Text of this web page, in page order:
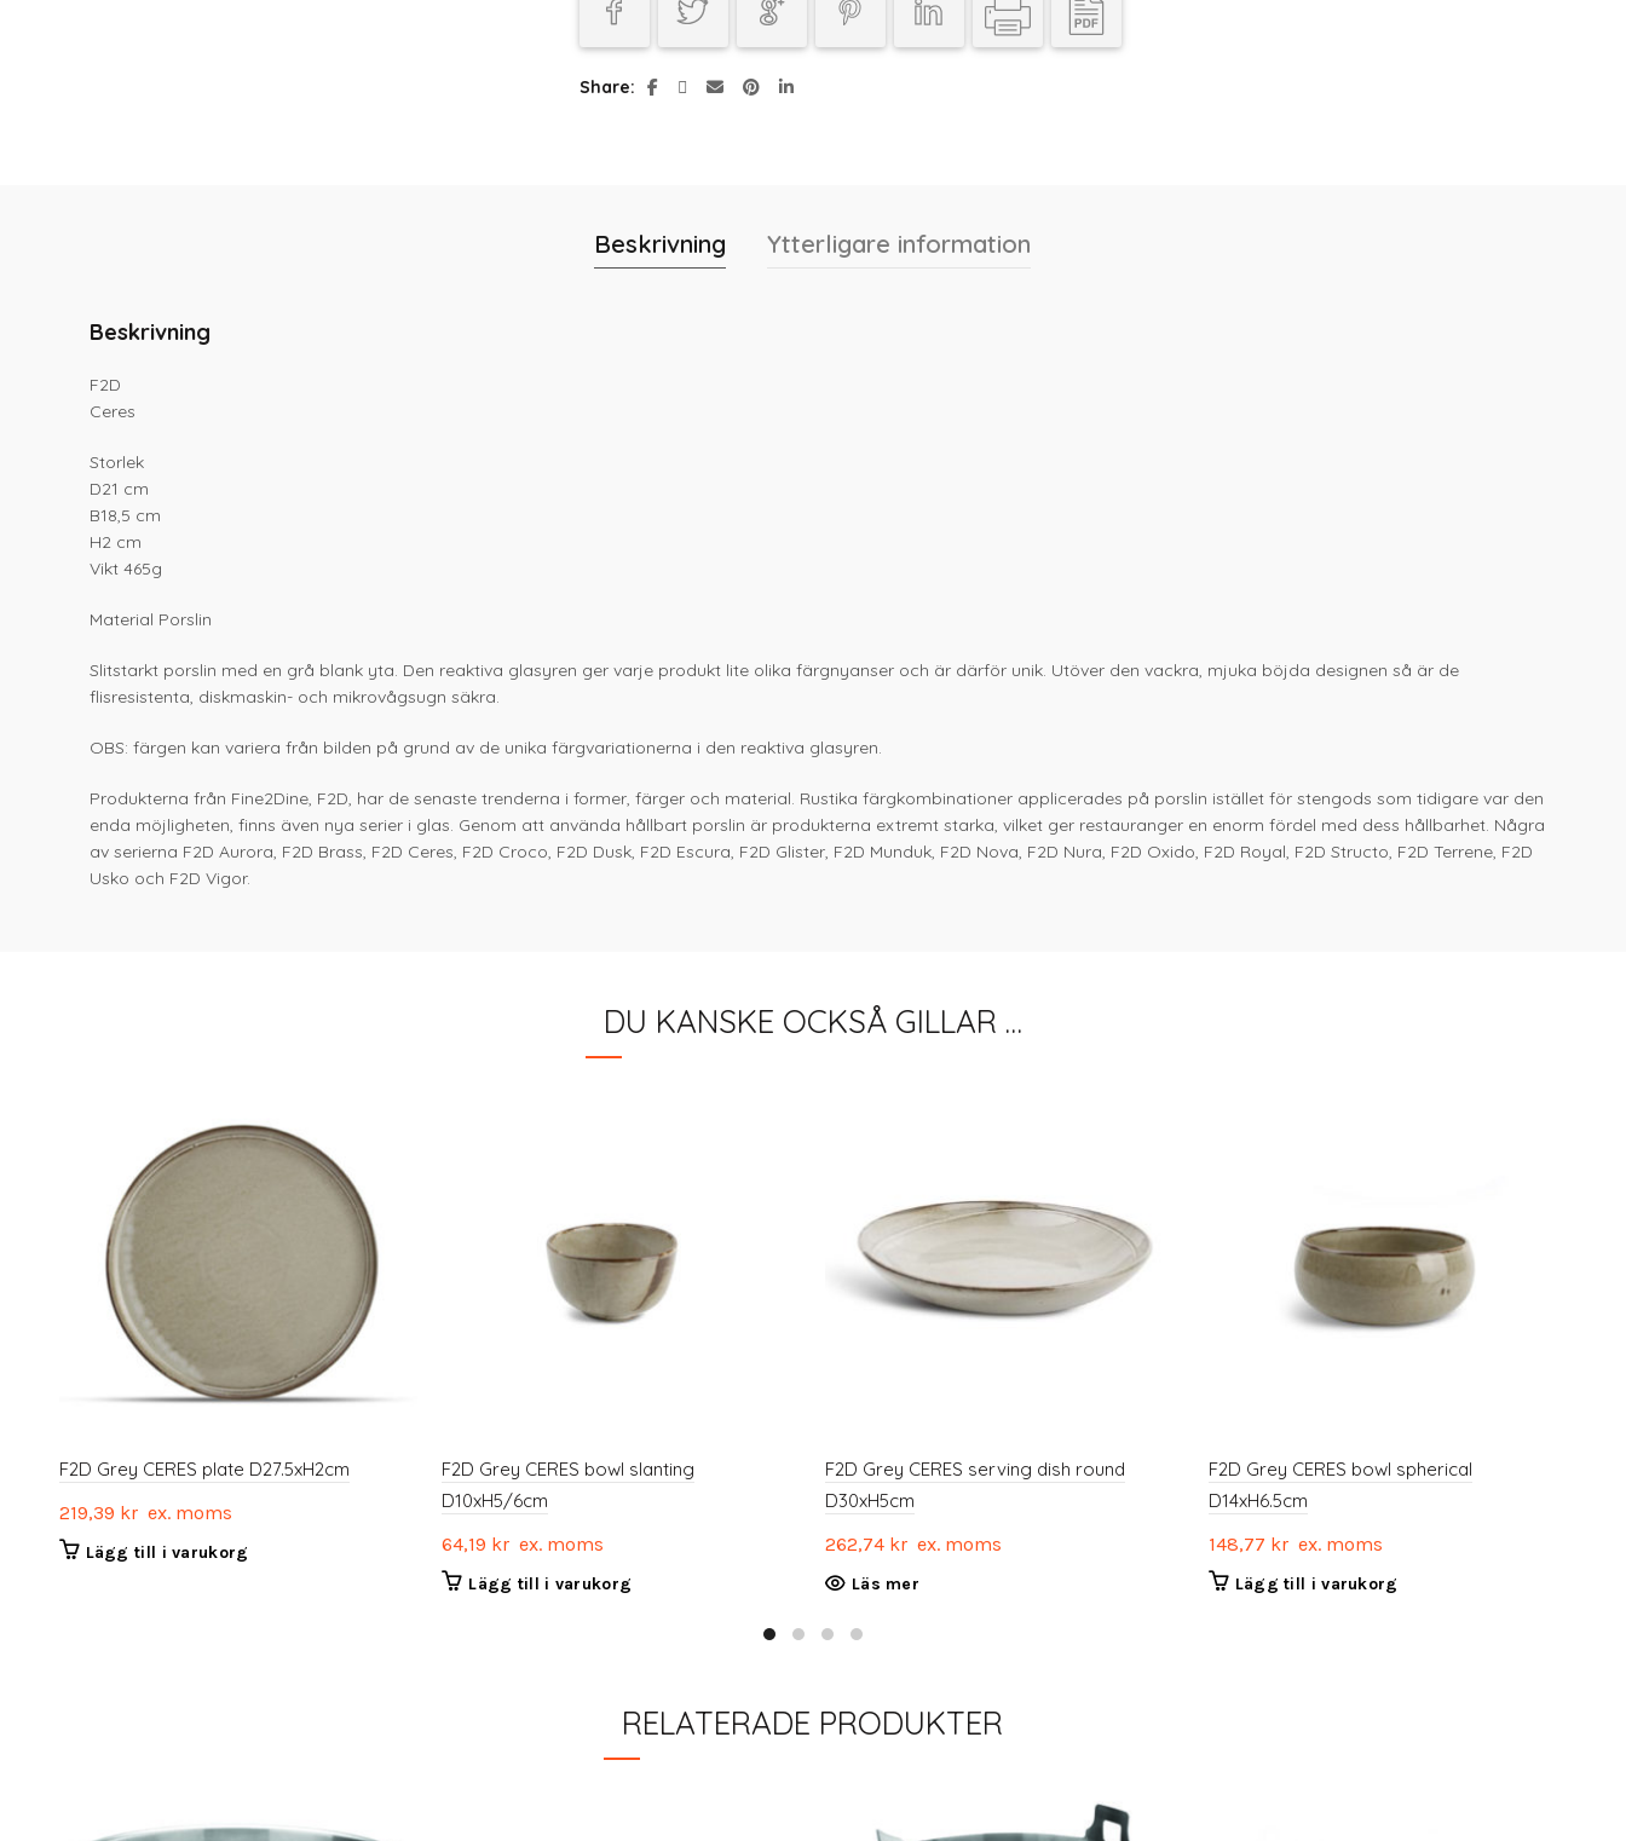
Share
Beskrivning Ytterligare information
Beskrivning
F2D
Ceres
Storlek
D21 cm
B18,5 cm
H2 cm
Vikt 465g
Material Porslin
Slitstarkt porslin med en grå blank yta. Den reaktiva glasyren ger varje produkt lite olika färgnyanser och är därför unik. Utöver den vackra, mjuka böjda designen så är de
flisresistenta, diskmaskin- och mikrovågsugn säkra.
OBS: färgen kan variera från bilden på grund av de unika färgvariationerna i den reaktiva glasyren.
Produkterna från Fine2Dine, F2D, har de senaste trenderna i former, färger och material. Rustika färgkombinationer applicerades på porslin istället för stengods som tidigare var den
enda möjligheten, finns även nya serier i glas. Genom att använda hållbart porslin är produkterna extremt starka, vilket ger restauranger en enorm fördel med dess hållbarhet. Några
av serierna F2D Aurora, F2D Brass, F2D Ceres, F2D Croco, F2D Dusk, F2D Escura, F2D Glister, F2D Munduk, F2D Nova, F2D Nura, F2D Oxido, F2D Royal, F2D Structo, F2D Terrene, F2D
Usko och F2D Vigor.
DU KANSKE OCKSÅ GILLAR …
F2D Grey CERES plate D27.5xH2cm
219,39 krex. moms
Lägg till i varukorg
F2D Grey CERES bowl slanting
D10xH5/6cm
64,19 kr ex. moms
Lägg till i varukorg
F2D Grey CERES serving dish round
D30xH5cm
262,74 krex. moms
Läs mer
F2D Grey CERES bowl spherical
D14xH6.5cm
148,77 krex. moms
Lägg till i varukorg
RELATERADE PRODUKTER